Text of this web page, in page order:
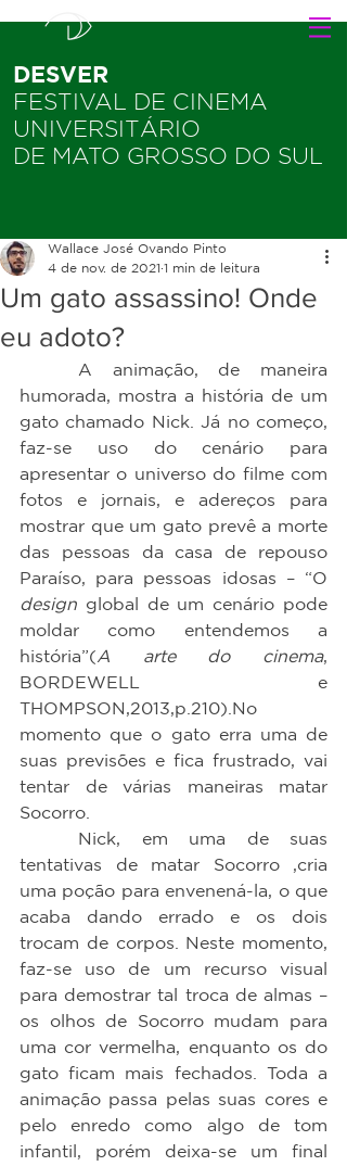
DESVER
FESTIVAL DE CINEMA
UNIVERSITÁRIO
DE MATO GROSSO DO SUL
Um gato assassino! Onde
eu adoto?
Wallace José Ovando Pinto
4 de nov. de 2021 1 min de leitura
humorada, mostra a história de um
gato chamado Nick. Já no começo,
faz-se uso do cenário para
apresentar o universo do filme com
fotos e jornais, e adereços para
mostrar que um gato prevê a morte
das pessoas da casa de repouso
design global de um cenário pode
moldar como entendemos a
história”(A arte do cinema,
BORDEWELL e
THOMPSON,2013,p.210).No
momento que o gato erra uma de
suas previsões e fica frustrado, vai
tentar de várias maneiras matar
Socorro.
tentativas de matar Socorro ,cria
uma poção para envenená-la, o que
acaba dando errado e os dois
trocam de corpos. Neste momento,
faz-se uso de um recurso visual
para demostrar tal troca de almas –
os olhos de Socorro mudam para
uma cor vermelha, enquanto os do
gato ficam mais fechados. Toda a
animação passa pelas suas cores e
pelo enredo como algo de tom
infantil, porém deixa-se um final